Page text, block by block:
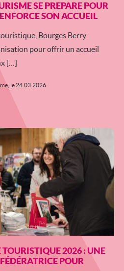
SE PREPARE POUR
SON ACCUEIL
Bourges Berry
pour offrir un accueil
[…]
le 24.03.2026
TOURISTIQUE 2026 : UNE
POUR